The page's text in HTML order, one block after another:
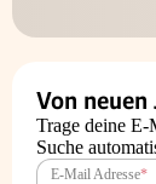
Von
Trage deine E-
Suche
E-Mail Adresse*